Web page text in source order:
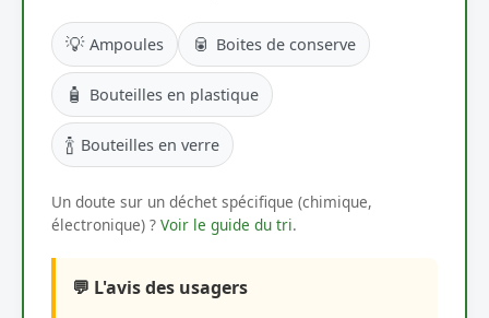
💡 Ampoules 🥫 Boites de conserve
🧴 Bouteilles en plastique
🍾 Bouteilles en verre
Un doute sur un déchet spécifique (chimique,
électronique) ? Voir le guide du tri.
💬 L'avis des usagers